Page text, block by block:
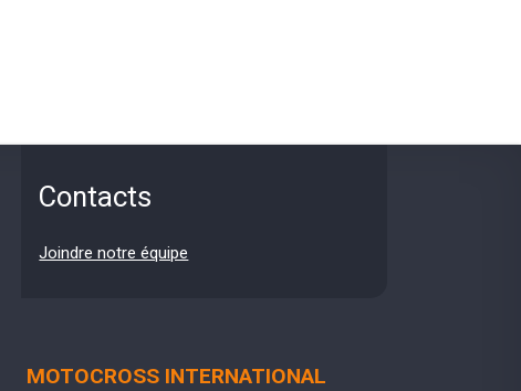
Contacts
Joindre notre équipe
MOTOCROSS INTERNATIONAL